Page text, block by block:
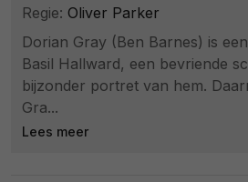
Regie: Oliver Parker
Dorian Gray (Ben Barnes) is
Basil Hallward, een bevriende
bijzonder portret van hem.
Gra...
Lees meer